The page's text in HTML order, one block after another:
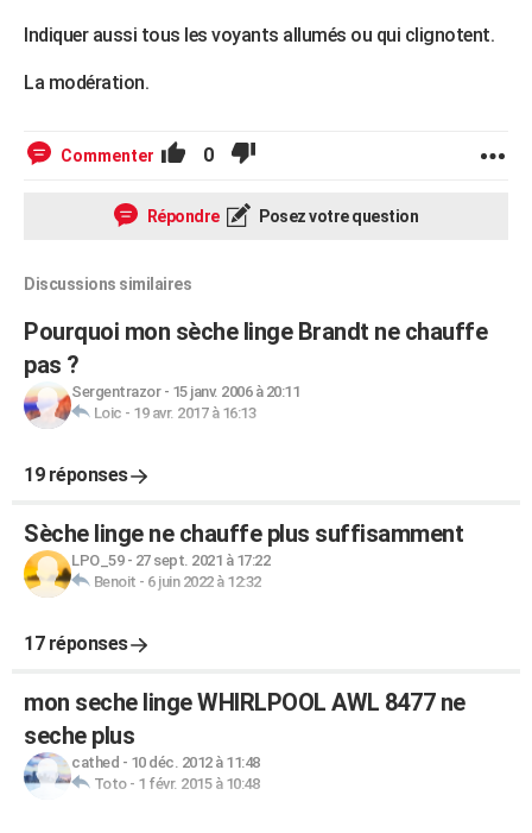
Indiquer aussi tous les voyants allumés ou qui clignotent.
La modération.
Commenter 0
Répondre Posez votre question
Discussions similaires
Pourquoi mon sèche linge Brandt ne chauffe
pas ?
Sergentrazor- 15 janv. 2006 à 20:11
Loic - 19 avr. 2017 à 16:13
19 réponses
Sèche linge ne chauffe plus suffisamment
LPO_59- 27 sept. 2021 à 17:22
Benoit - 6 juin 2022 à 12:32
17 réponses
mon seche linge WHIRLPOOL AWL 8477 ne
seche plus
cathed - 10 déc. 2012 à 11:48
Toto- 1 févr. 2015 à 10:48